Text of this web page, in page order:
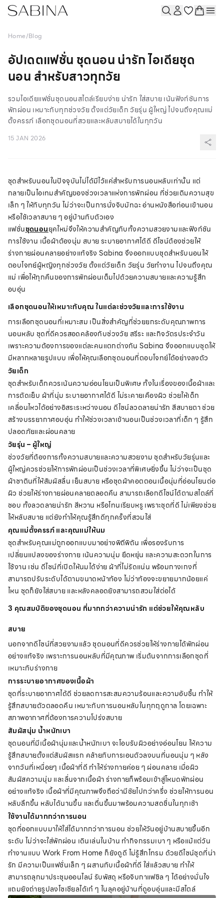
Home/Blog
อัปเดตแฟชั่น ชุดนอน น่ารัก ไอเดียชุด
นอน สำหรับสาวทุกวัย
รวมไอเดียแฟชั่นชุดนอนสไตล์เรียบง่าย น่ารัก ใส่สบาย เน้นฟังก์ชันการ
พักผ่อน เหมาะกับทุกช่วงวัย ตั้งแต่วัยเด็ก วัยรุ่น ผู้ใหญ่ ไปจนถึงคุณแม่
ตั้งครรภ์ เลือกชุดนอนที่สวยและหลับสบายได้ในทุกวัน
15 JAN 2026
ชุดสำหรับนอนในปัจจุบันไม่ได้มีไว้แค่สำหรับการนอนหลับเท่านั้น แต่
กลายเป็นไอเทมสำคัญของช่วงเวลาแห่งการพักผ่อน ที่ช่วยเติมความสุข
เล็ก ๆ ให้กับทุกวัน ไม่ว่าจะเป็นการนั่งจิบมัทฉะ อ่านหนังสือก่อนเข้านอน
หรือใช้เวลาสบาย ๆ อยู่บ้านกับตัวเอง
แฟชั่นชุดนอนยุคใหม่จึงให้ความสำคัญกับทั้งความสวยงามและฟังก์ชัน
การใช้งาน เนื้อผ้าต้องนุ่ม สบาย ระบายอากาศได้ดี ดีไซน์ต้องช่วยให้
ร่างกายผ่อนคลายอย่างแท้จริง Sabina จึงออกแบบชุดสำหรับนอนให้
ตอบโจทย์ผู้หญิงทุกช่วงวัย ตั้งแต่วัยเด็ก วัยรุ่น วัยทำงาน ไปจนถึงคุณ
แม่ เพื่อให้ทุกคืนของการพักผ่อนเต็มไปด้วยความสบายและความรู้สึก
อบอุ่น
เลือกชุดนอนให้เหมาะกับคุณ ในแต่ละช่วงวัยและการใช้งาน
การเลือกชุดนอนที่เหมาะสม เป็นสิ่งสำคัญที่ช่วยยกระดับคุณภาพการ
นอนหลับ ชุดที่ดีควรสอดคล้องกับช่วงวัย สรีระ และกิจวัตรประจำวัน
เพราะความต้องการของแต่ละคนแตกต่างกัน Sabina จึงออกแบบชุดให้
มีหลากหลายรูปแบบ เพื่อให้คุณเลือกชุดนอนที่ตอบโจทย์ได้อย่างลงตัว
วัยเด็ก
ชุดสำหรับเด็กควรเน้นความอ่อนโยนเป็นพิเศษ ทั้งในเรื่องของเนื้อผ้าและ
การตัดเย็บ ผ้าที่นุ่ม ระบายอากาศได้ดี ไม่ระคายเคืองผิว ช่วยให้เด็ก
เคลื่อนไหวได้อย่างอิสระระหว่างนอน ดีไซน์ลวดลายน่ารัก สีสบายตา ช่วย
สร้างบรรยากาศอบอุ่น ทำให้ช่วงเวลาเข้านอนเป็นช่วงเวลาที่เด็ก ๆ รู้สึก
ปลอดภัยและผ่อนคลาย
วัยรุ่น – ผู้ใหญ่
ช่วงวัยที่ต้องการทั้งความสบายและความสวยงาม ชุดสำหรับวัยรุ่นและ
ผู้ใหญ่ควรช่วยให้การพักผ่อนเป็นช่วงเวลาที่พิเศษยิ่งขึ้น ไม่ว่าจะเป็นชุด
ผ้าซาตินที่ให้สัมผัสลื่น เย็นสบาย หรือชุดผ้าคอตตอนเนื้อนุ่มที่อ่อนโยนต่อ
ผิว ช่วยให้ร่างกายผ่อนคลายตลอดคืน สามารถเลือกดีไซน์ได้ตามสไตล์ที่
ชอบ ทั้งลวดลายน่ารัก สีหวาน หรือโทนเรียบหรู เพราะชุดที่ดี ไม่เพียงช่วย
ให้หลับสบาย แต่ยังทำให้คุณรู้สึกดีทุกครั้งที่สวมใส่
คุณแม่ตั้งครรภ์ และคุณแม่ให้นม
ชุดสำหรับคุณแม่ถูกออกแบบมาอย่างพิถีพิถัน เพื่อรองรับการ
เปลี่ยนแปลงของร่างกาย เน้นความนุ่ม ยืดหยุ่น และความสะดวกในการ
ใช้งาน เช่น ดีไซน์ที่เปิดให้นมได้ง่าย ผ้าที่ไม่รัดแน่น พร้อมกางเกงที่
สามารถปรับระดับได้ตามขนาดหน้าท้อง ไม่ว่าท้องจะขยายมากน้อยแค่
ไหน ชุดก็ยังใส่สบาย และหลังคลอดยังสามารถสวมใส่ต่อได้
3 คุณสมบัติของชุดนอน ที่มากกว่าความน่ารัก แต่ช่วยให้คุณหลับ
สบาย
นอกจากดีไซน์ที่สวยงามแล้ว ชุดนอนที่ดีควรช่วยให้ร่างกายได้พักผ่อน
อย่างแท้จริง เพราะการนอนหลับที่มีคุณภาพ เริ่มต้นจากการเลือกชุดที่
เหมาะกับร่างกาย
การระบายอากาศของเนื้อผ้า
ชุดที่ระบายอากาศได้ดี ช่วยลดการสะสมความร้อนและความอับชื้น ทำให้
รู้สึกสบายตัวตลอดคืน เหมาะกับการนอนหลับในทุกฤดูกาล โดยเฉพาะ
สภาพอากาศที่ต้องการความโปร่งสบาย
สัมผัสนุ่ม น้ำหนักเบา
ชุดนอนที่มีเนื้อผ้านุ่มและน้ำหนักเบา จะโอบรับผิวอย่างอ่อนโยน ให้ความ
รู้สึกสบายตั้งแต่สัมผัสแรก คล้ายกับการเอนตัวลงบนที่นอนนุ่ม ๆ หลัง
จากวันที่เหนื่อยๆ เนื้อผ้าที่ดี ทำให้ร่างกายค่อย ๆ ผ่อนคลาย เมื่อผิว
สัมผัสความนุ่ม และลื่นจากเนื้อผ้า ร่างกายก็พร้อมเข้าสู่โหมดพักผ่อน
อย่างแท้จริง เนื้อผ้าที่มีคุณภาพจึงถือว่ามีชัยไปกว่าครึ่ง ช่วยให้การนอน
หลับลึกขึ้น หลับได้นานขึ้น และตื่นขึ้นมาพร้อมความสดชื่นในทุกเช้า
ใช้งานได้มากกว่าการนอน
ชุดที่ออกแบบมาให้ใส่ได้มากกว่าการนอน ช่วยให้วันอยู่บ้านสบายขึ้นอีก
ระดับ ไม่ว่าจะใส่พักผ่อน เดินเล่นในบ้าน ทำกิจกรรมเบา ๆ หรือแม้แต่วัน
ทำงานแบบ Work From Home ก็ยังดูดี ไม่รู้สึกโทรม ด้วยดีไซน์ชุดที่น่า
รัก มีความเป็นแฟชั่นเล็ก ๆ ผสานกับเนื้อผ้าที่ดี ใส่แล้วสบาย ทำให้
สามารถลุกมาประชุมออนไลน์ รับพัสดุ หรือจิบกาแฟชิล ๆ ได้อย่างมั่นใจ
แถมยังถ่ายรูปลงโซเชียลได้เก๋ ๆ ในลุคอยู่บ้านที่ดูอบอุ่นและมีสไตล์